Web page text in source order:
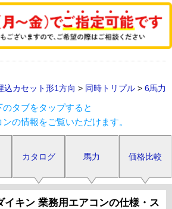
込カセット形1方向 > 同時トリプル > 6馬力
のタブをタップすると
の情報をご覧いただけます。
カタログ 馬力 価格比較
イキン 業務用エアコンの仕様・ス